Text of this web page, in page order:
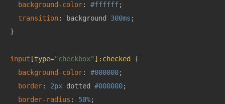
background-color: #ffffff;
transition: background 300ms ;
}
input [type="checkbox" ] :checked
{
background-color: #000000;
border: 2px dotted #000000;
border-radius : 50%;